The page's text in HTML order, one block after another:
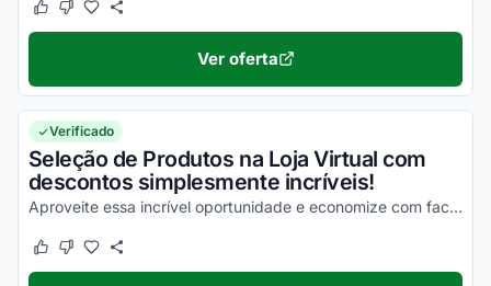
Este cupom funcionou
Este cupom não funcionou
Ver oferta
Verificado
Seleção de Produtos na Loja Virtual com
descontos simplesmente incríveis!
Aproveite essa incrível oportunidade e economize com facilidade na compra de todos os seus produtos!
Este cupom funcionou
Este cupom não funcionou